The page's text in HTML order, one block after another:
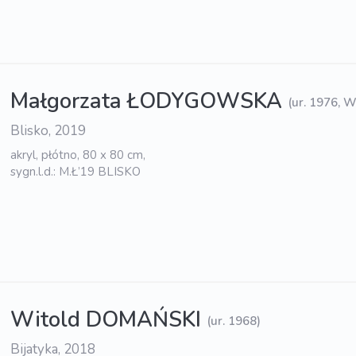
Małgorzata ŁODYGOWSKA (ur. 1976,
Blisko, 2019
akryl, płótno, 80 x 80 cm,
sygn.l.d.: M.Ł’19 BLISKO
Witold DOMAŃSKI (ur. 1968)
Bijatyka, 2018